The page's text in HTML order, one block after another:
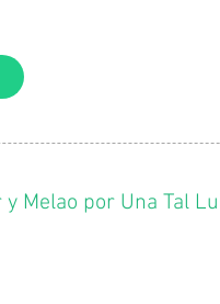
Melao por Una Tal